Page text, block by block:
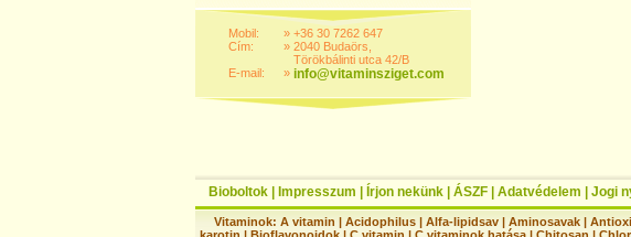
Mobil:
Cím:
E-mail:
»
»
»
+36 30 7262 647
2040 Budaörs,
Törökbálinti utca 42/B
info@vitaminsziget.com
Bioboltok Impresszum Írjon nekünk ÁSZF Adatvédelem Jogi
Vitaminok: A vitamin | Acidophilus| Alfa-lipidsav| Aminosavak|